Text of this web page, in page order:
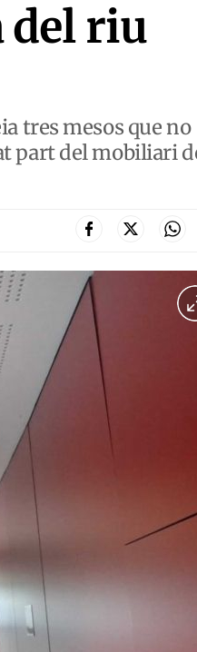
del riu
tres mesos que no
part del mobiliari